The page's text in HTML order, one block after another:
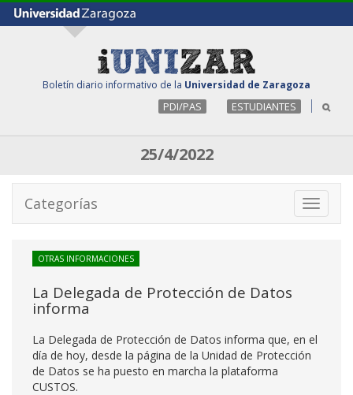
Boletín diario informativo de la Universidad de Zaragoza
PDI/PAS ESTUDIANTES
25/4/2022
Toggle
Categorías
OTRAS INFORMACIONES
La Delegada de Protección de Datos
informa
La Delegada de Protección de Datos informa que, en el
día de hoy, desde la página de la Unidad de Protección
de Datos se ha puesto en marcha la plataforma
CUSTOS.